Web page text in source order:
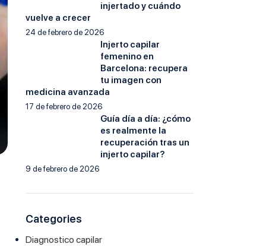
injertado y cuándo
vuelve a crecer
24 de febrero de 2026
Injerto capilar
femenino en
Barcelona: recupera
tu imagen con
medicina avanzada
17 de febrero de 2026
Guía día a día: ¿cómo
es realmente la
recuperación tras un
injerto capilar?
9 de febrero de 2026
Categories
Diagnostico capilar